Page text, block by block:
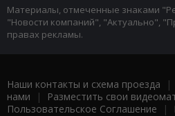
Материалы, отмеченные знаками
"Новости компаний", "Актуально",
правах рекламы.
Наши контакты и схема проезда |
нами | Разместить свои
Пользовательское Соглашение |